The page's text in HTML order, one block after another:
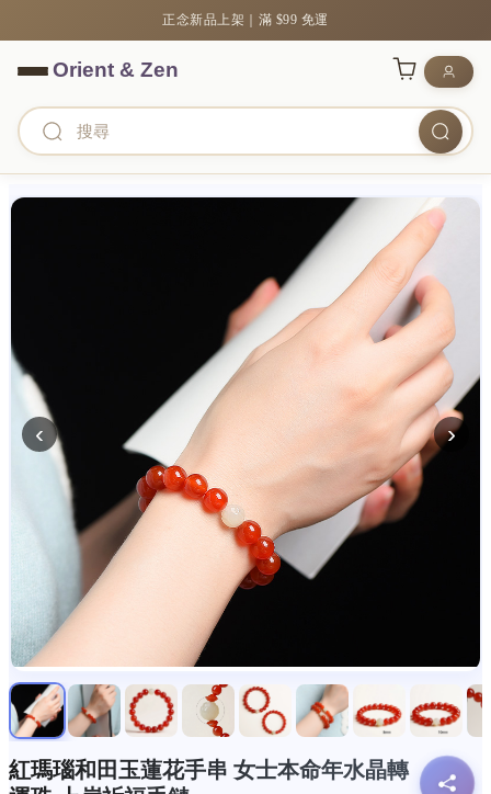
正念新品上架｜滿 $99 免運
‹ ›
紅瑪瑙和田玉蓮花手串 女士本命年水晶轉